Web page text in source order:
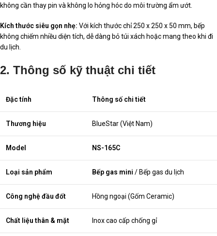
không cần thay pin và không lo hỏng hóc do môi trường ẩm ướt.
Kích thước siêu gọn nhẹ: Với kích thước chỉ 250 x 250 x 50 mm, bếp
không chiếm nhiều diện tích, dễ dàng bỏ túi xách hoặc mang theo khi đi
du lịch.
2. Thông số kỹ thuật chi tiết
Đặc tính Thông số chi tiết
Thương hiệu BlueStar (Việt Nam)
Model NS-165C
Loại sản phẩm Bếp gas mini / Bếp gas du lịch
Công nghệ đầu đốt Hồng ngoại (Gốm Ceramic)
Chất liệu thân & mặt Inox cao cấp chống gỉ